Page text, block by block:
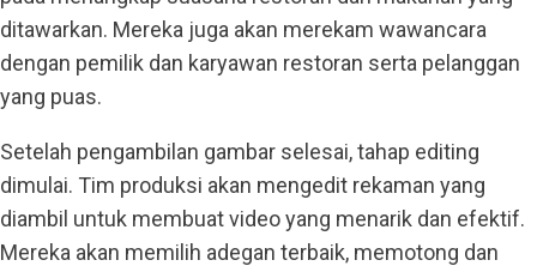
ditawarkan. Mereka juga akan merekam wawancara
dengan pemilik dan karyawan restoran serta pelanggan
yang puas.
Setelah pengambilan gambar selesai, tahap editing
dimulai. Tim produksi akan mengedit rekaman yang
diambil untuk membuat video yang menarik dan efektif.
Mereka akan memilih adegan terbaik, memotong dan